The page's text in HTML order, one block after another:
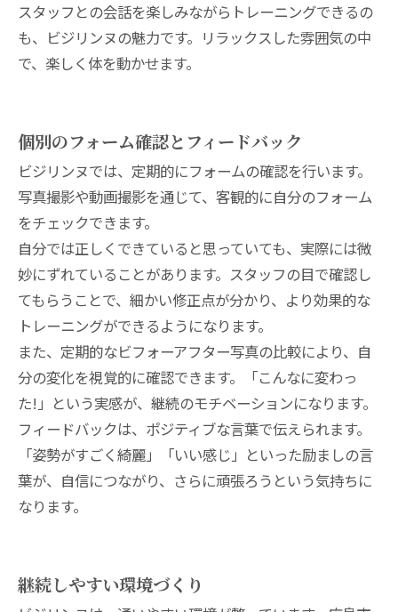
スタッフとの会話を楽しみながらトレーニングできるの
も、ビジリンヌの魅力です。リラックスした雰囲気の中
で、楽しく体を動かせます。
個別のフォーム確認とフィードバック
ビジリンヌでは、定期的にフォームの確認を行います。
写真撮影や動画撮影を通じて、客観的に自分のフォーム
をチェックできます。
自分では正しくできていると思っていても、実際には微
妙にずれていることがあります。スタッフの目で確認し
てもらうことで、細かい修正点が分かり、より効果的な
トレーニングができるようになります。
また、定期的なビフォーアフター写真の比較により、自
分の変化を視覚的に確認できます。「こんなに変わっ
た!」という実感が、継続のモチベーションになります。
フィードバックは、ポジティブな言葉で伝えられます。
「姿勢がすごく綺麗」「いい感じ」といった励ましの言
葉が、自信につながり、さらに頑張ろうという気持ちに
なります。
継続しやすい環境づくり